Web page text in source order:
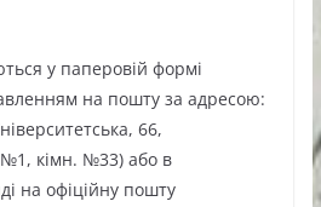
у паперовій формі
на пошту за адресою:
66,
кімн. №33) або в
на офіційну пошту